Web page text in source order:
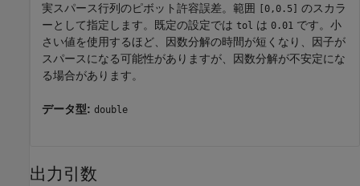
実スパース行列のピボット許容誤差。範囲 [0,0.5] のスカラ
ーとして指定します。既定の設定では tol は 0.01 です。小
さい値を使用するほど、因数分解の時間が短くなり、因子が
スパースになる可能性がありますが、因数分解が不安定にな
る場合があります。
データ型: double
出力引数